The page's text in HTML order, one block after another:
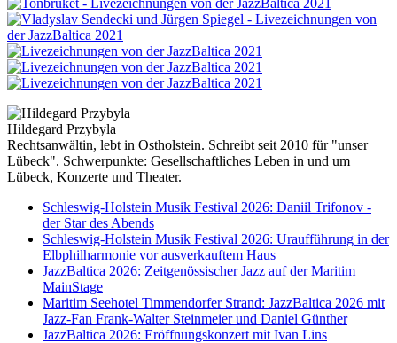
Hildegard Przybyla
Rechtsanwältin, lebt in Ostholstein. Schreibt seit 2010 für "unser
Lübeck". Schwerpunkte: Gesellschaftliches Leben in und um
Lübeck, Konzerte und Theater.
Schleswig-Holstein Musik Festival 2026: Daniil Trifonov -
der Star des Abends
Schleswig-Holstein Musik Festival 2026: Uraufführung in der
Elbphilharmonie vor ausverkauftem Haus
JazzBaltica 2026: Zeitgenössischer Jazz auf der Maritim
MainStage
Maritim Seehotel Timmendorfer Strand: JazzBaltica 2026 mit
Jazz-Fan Frank-Walter Steinmeier und Daniel Günther
JazzBaltica 2026: Eröffnungskonzert mit Ivan Lins